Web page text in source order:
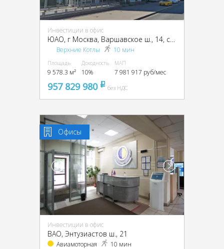
Инвестиции в офис
Верхние Котлы 10 мин
Площадь
9 578.3 м²
Доходность
10%
МАП
7 981 917 руб/мес
957 829 980 pуббез НДС
Офисы
Инвестиции в офис
ВАО, Энтузиастов ш., 21
Авиамоторная 10 мин